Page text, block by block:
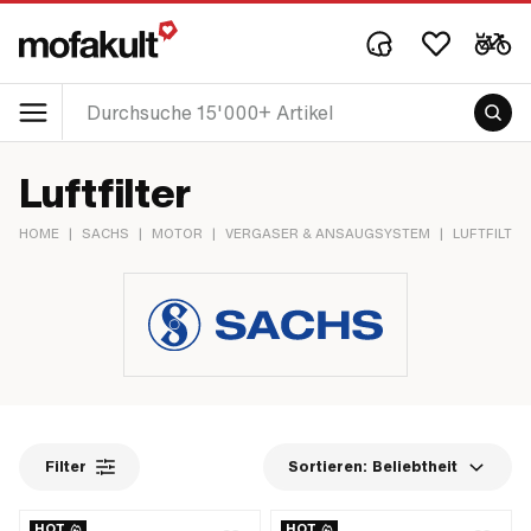
Luftfilter
HOME | SACHS | MOTOR | VERGASER & ANSAUGSYSTEM | LUFTFILTER
Filter Sortieren: Beliebtheit